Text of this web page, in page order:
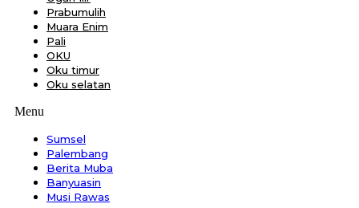
Prabumulih
Muara Enim
Pali
OKU
Oku timur
Oku selatan
Menu
Sumsel
Palembang
Berita Muba
Banyuasin
Musi Rawas